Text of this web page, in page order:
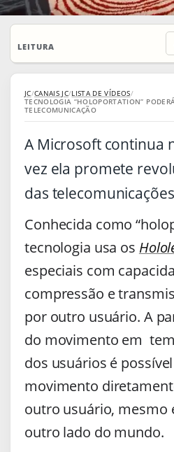
LEITURA
JC/CANAIS JC/LISTA DE VÍDEOS/
TECNOLOGIA “HOLOPORTATION”
TELECOMUNICAÇÃO
A Microsoft continua
vez ela promete
das
Conhecida como
tecnologia usa os
especiais com
compressão e
por outro usuário. A
do movimento em
dos usuários é
movimento
outro usuário, mesmo
outro lado do mundo.